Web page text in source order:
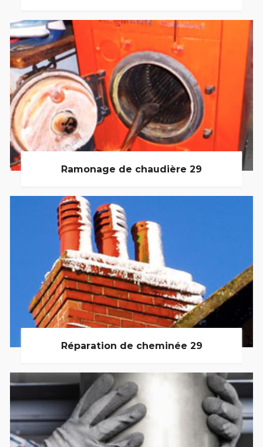
Ramonage de chaudière 29
Réparation de cheminée 29